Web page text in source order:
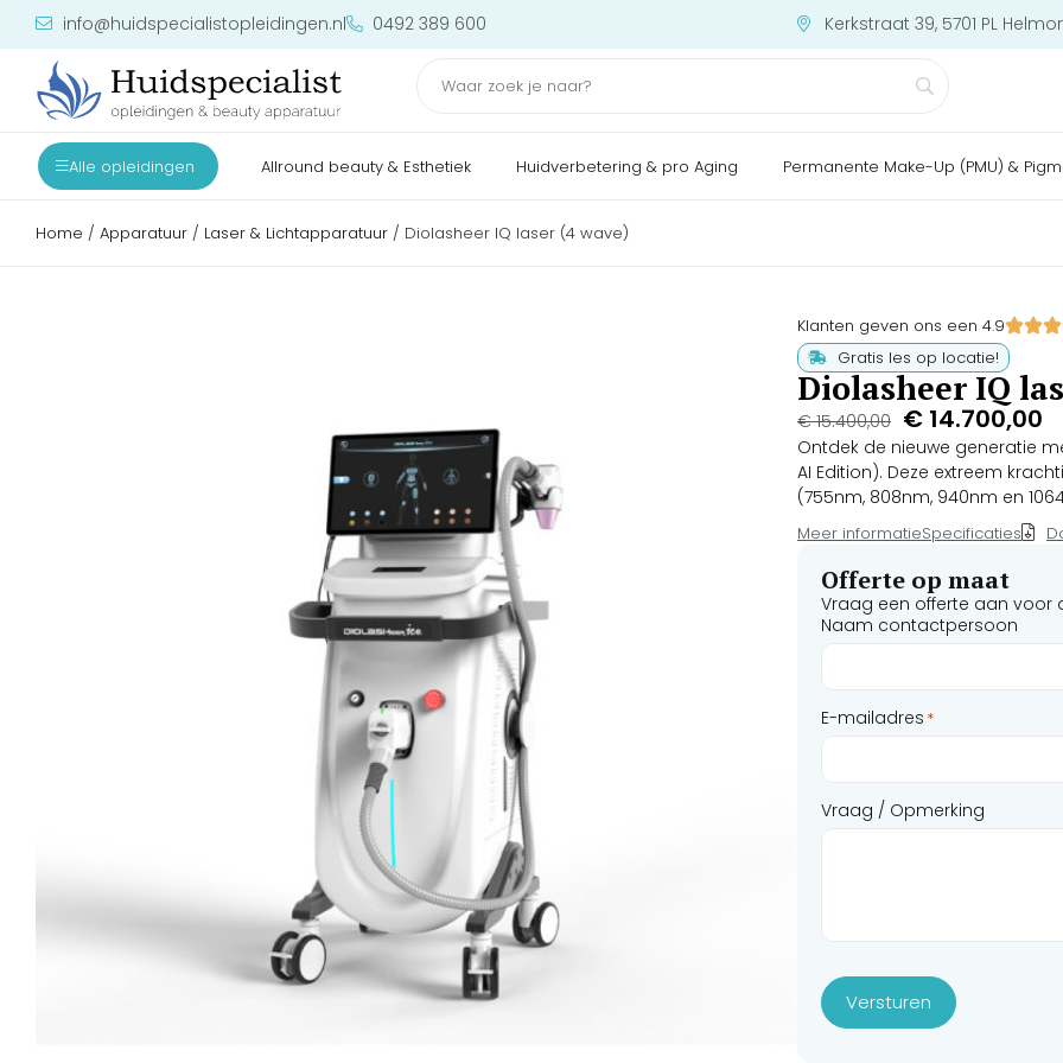
info@huidspecialistopleidingen.nl 0492 389 600 Kerkstraat 39, 5701 PL
Alle opleidingen Allround beauty & Esthetiek Huidverbetering & pro Aging Permanente Make-Up (PMU) &
Home / Apparatuur / Laser & Lichtapparatuur / Diolasheer IQ laser (4 wave)
Klanten geven ons een 4.9
Gratis les op locatie!
Diolasheer IQ
€15.400,00 € 14.700,00
Ontdek de nieuwe generatie
AI Edition). Deze extreem
(755nm, 808nm, 940nm en
(Fitzpatrick I-VI) en elke
slimme AI-huidanalysator,
koelsysteem (tot -30 °C)
resultaatgerichte
liefst 100 miljoen shots.
Meer informatieSpecificaties
Offerte op maat
Vraag een offerte aan voor
Naam contactpersoon
E-mailadres *
Vraag / Opmerking
Versturen